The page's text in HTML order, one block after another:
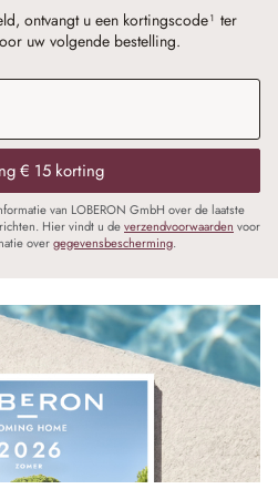
ontvangt u een kortingscode¹ ter
uw volgende bestelling.
€ 15 korting
van LOBERON GmbH over de laatste
Hier vindt u deverzendvoorwaarden voor
overgegevensbescherming.